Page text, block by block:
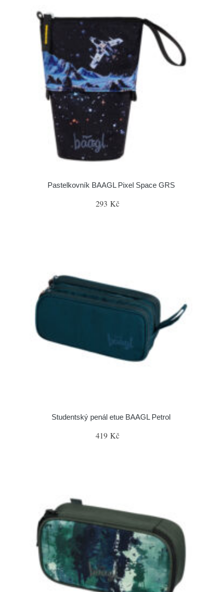
Pastelkovník BAAGL Pixel Space GRS
293 Kč
Studentský penál etue BAAGL Petrol
419 Kč